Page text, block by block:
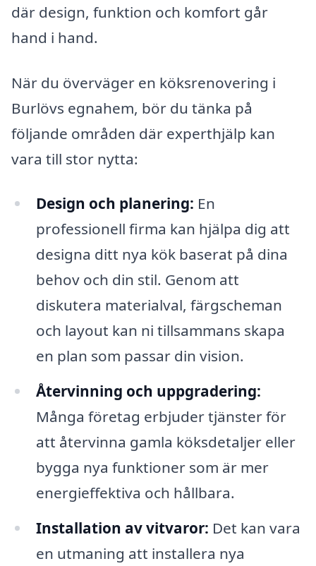
där design, funktion och komfort går
hand i hand.
När du överväger en köksrenovering i
Burlövs egnahem, bör du tänka på
följande områden där experthjälp kan
vara till stor nytta:
Design och planering: En
professionell firma kan hjälpa dig att
designa ditt nya kök baserat på dina
behov och din stil. Genom att
diskutera materialval, färgscheman
och layout kan ni tillsammans skapa
en plan som passar din vision.
Återvinning och uppgradering:
Många företag erbjuder tjänster för
att återvinna gamla köksdetaljer eller
bygga nya funktioner som är mer
energieffektiva och hållbara.
Installation av vitvaror: Det kan vara
en utmaning att installera nya